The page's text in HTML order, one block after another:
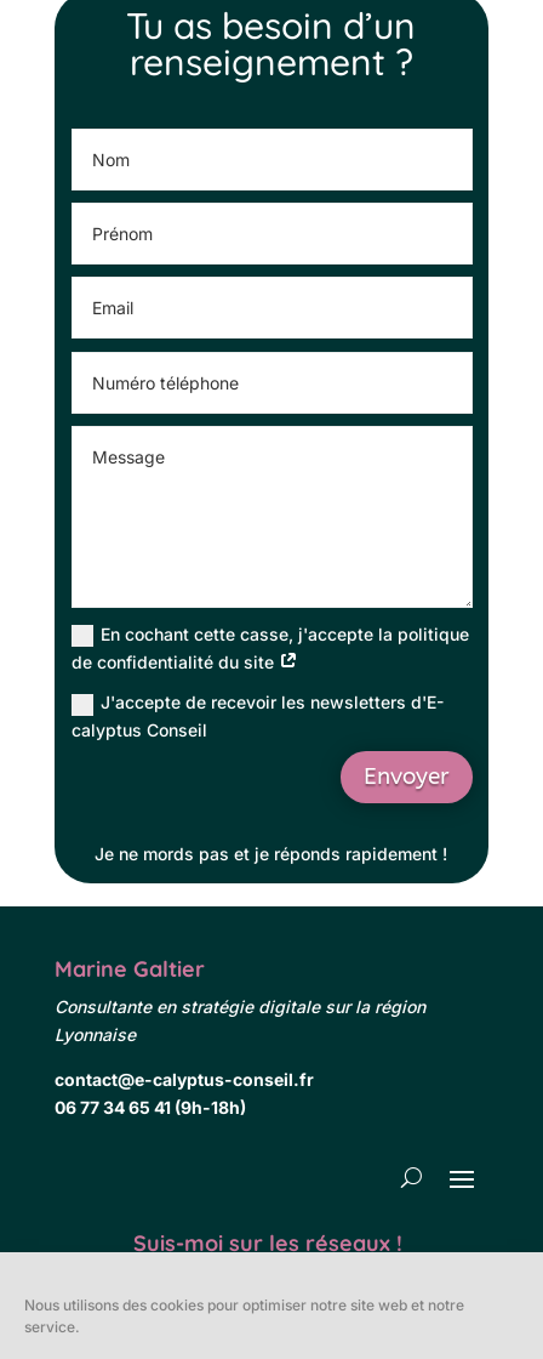
Nous utilisons des cookies pour optimiser notre site web et notre
service.
Tu as besoin d’un
renseignement ?
En cochant cette casse, j'accepte la politique
de confidentialité du site
J'accepte de recevoir les newsletters d'E-
calyptus Conseil
Envoyer
Je ne mords pas et je réponds rapidement !
Marine Galtier
Consultante en stratégie digitale sur la région
Lyonnaise
contact@e-calyptus-conseil.fr
06 77 34 65 41 (9h-18h)
Suis-moi sur les réseaux !